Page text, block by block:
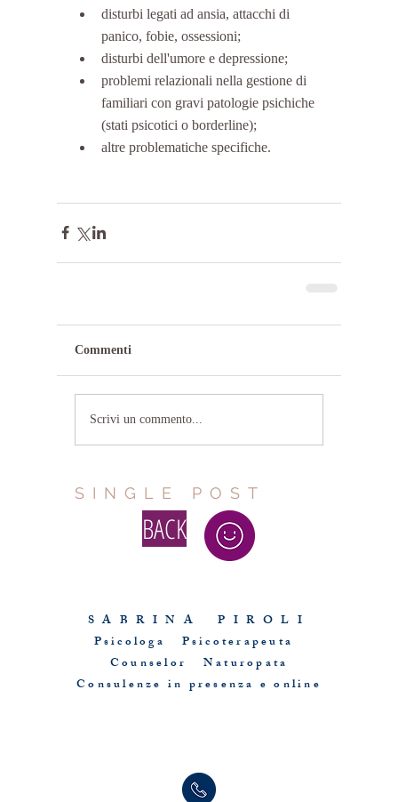
disturbi legati ad ansia, attacchi di
panico, fobie, ossessioni;
disturbi dell'umore e depressione;
problemi relazionali nella gestione di
familiari con gravi patologie psichiche
(stati psicotici o borderline);
altre problematiche specifiche.
Commenti
Scrivi un commento...
SINGLE POST
BACK
S A B R I N A P I R O L I
Psicologa Psicoterapeuta
Counselor Naturopata
Consulenze in presenza e online